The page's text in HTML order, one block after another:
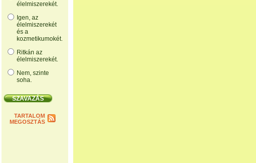
élelmiszerekét.
Igen, az
élelmiszerekét
és a
kozmetikumokét.
Ritkán az
élelmiszerekét.
Nem, szinte
soha.
TARTALOM
MEGOSZTÁS